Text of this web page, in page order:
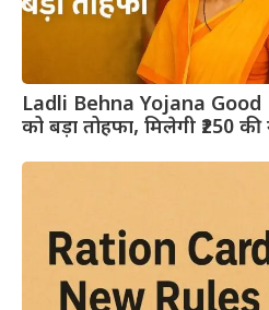
Ladli Behna Yojana Good
को बड़ा तोहफा, मिलेगी ₹250